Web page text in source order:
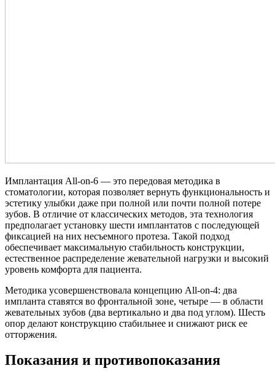
Имплантация All-on-6 — это передовая методика в
стоматологии, которая позволяет вернуть функциональность и
эстетику улыбки даже при полной или почти полной потере
зубов. В отличие от классических методов, эта технология
предполагает установку шести имплантатов с последующей
фиксацией на них несъемного протеза. Такой подход
обеспечивает максимальную стабильность конструкции,
естественное распределение жевательной нагрузки и высокий
уровень комфорта для пациента.
Методика усовершенствовала концепцию All-on-4: два
импланта ставятся во фронтальной зоне, четыре — в области
жевательных зубов (два вертикально и два под углом). Шесть
опор делают конструкцию стабильнее и снижают риск ее
отторжения.
Показания и противопоказания